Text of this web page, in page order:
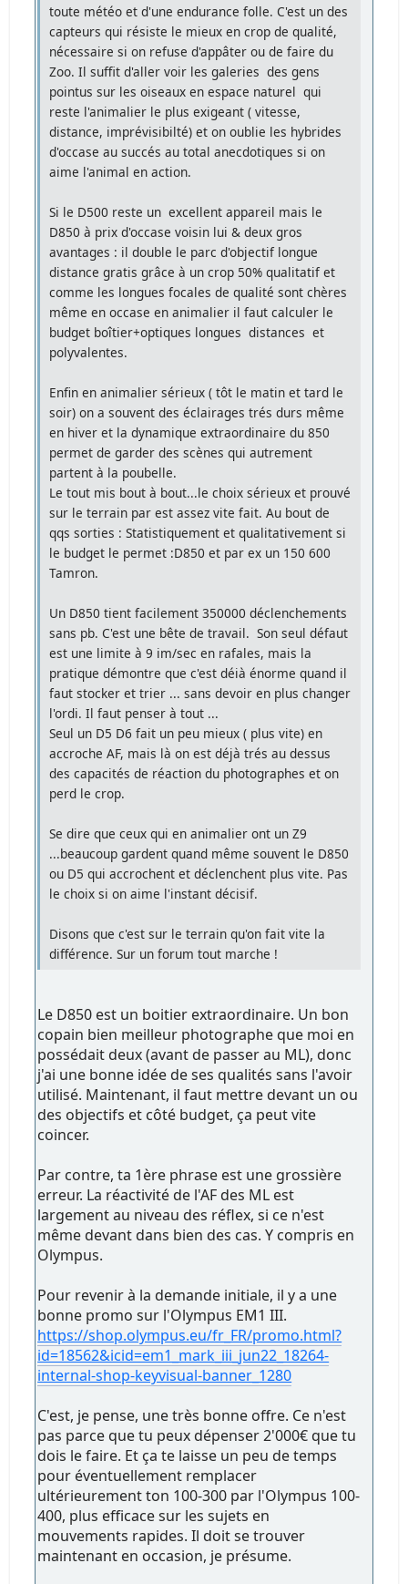
toute météo et d'une endurance folle. C'est un des
capteurs qui résiste le mieux en crop de qualité,
nécessaire si on refuse d'appâter ou de faire du
Zoo. Il suffit d'aller voir les galeries des gens
pointus sur les oiseaux en espace naturel qui
reste l'animalier le plus exigeant ( vitesse,
distance, imprévisibilté) et on oublie les hybrides
d'occase au succés au total anecdotiques si on
aime l'animal en action.
Si le D500 reste un excellent appareil mais le
D850 à prix d'occase voisin lui & deux gros
avantages : il double le parc d'objectif longue
distance gratis grâce à un crop 50% qualitatif et
comme les longues focales de qualité sont chères
même en occase en animalier il faut calculer le
budget boîtier+optiques longues distances et
polyvalentes.
Enfin en animalier sérieux ( tôt le matin et tard le
soir) on a souvent des éclairages trés durs même
en hiver et la dynamique extraordinaire du 850
permet de garder des scènes qui autrement
partent à la poubelle.
Le tout mis bout à bout...le choix sérieux et prouvé
sur le terrain par est assez vite fait. Au bout de
qqs sorties : Statistiquement et qualitativement si
le budget le permet :D850 et par ex un 150 600
Tamron.
Un D850 tient facilement 350000 déclenchements
sans pb. C'est une bête de travail. Son seul défaut
est une limite à 9 im/sec en rafales, mais la
pratique démontre que c'est déià énorme quand il
faut stocker et trier ... sans devoir en plus changer
l'ordi. Il faut penser à tout ...
Seul un D5 D6 fait un peu mieux ( plus vite) en
accroche AF, mais là on est déjà trés au dessus
des capacités de réaction du photographes et on
perd le crop.
Se dire que ceux qui en animalier ont un Z9
...beaucoup gardent quand même souvent le D850
ou D5 qui accrochent et déclenchent plus vite. Pas
le choix si on aime l'instant décisif.
Disons que c'est sur le terrain qu'on fait vite la
différence. Sur un forum tout marche !
Le D850 est un boitier extraordinaire. Un bon
copain bien meilleur photographe que moi en
possédait deux (avant de passer au ML), donc
j'ai une bonne idée de ses qualités sans l'avoir
utilisé. Maintenant, il faut mettre devant un ou
des objectifs et côté budget, ça peut vite
coincer.
Par contre, ta 1ère phrase est une grossière
erreur. La réactivité de l'AF des ML est
largement au niveau des réflex, si ce n'est
même devant dans bien des cas. Y compris en
Olympus.
Pour revenir à la demande initiale, il y a une
bonne promo sur l'Olympus EM1 III.
https://shop.olympus.eu/fr_FR/promo.html?
id=18562&icid=em1_mark_iii_jun22_18264-
internal-shop-keyvisual-banner_1280
C'est, je pense, une très bonne offre. Ce n'est
pas parce que tu peux dépenser 2'000€ que tu
dois le faire. Et ça te laisse un peu de temps
pour éventuellement remplacer
ultérieurement ton 100-300 par l'Olympus 100-
400, plus efficace sur les sujets en
mouvements rapides. Il doit se trouver
maintenant en occasion, je présume.